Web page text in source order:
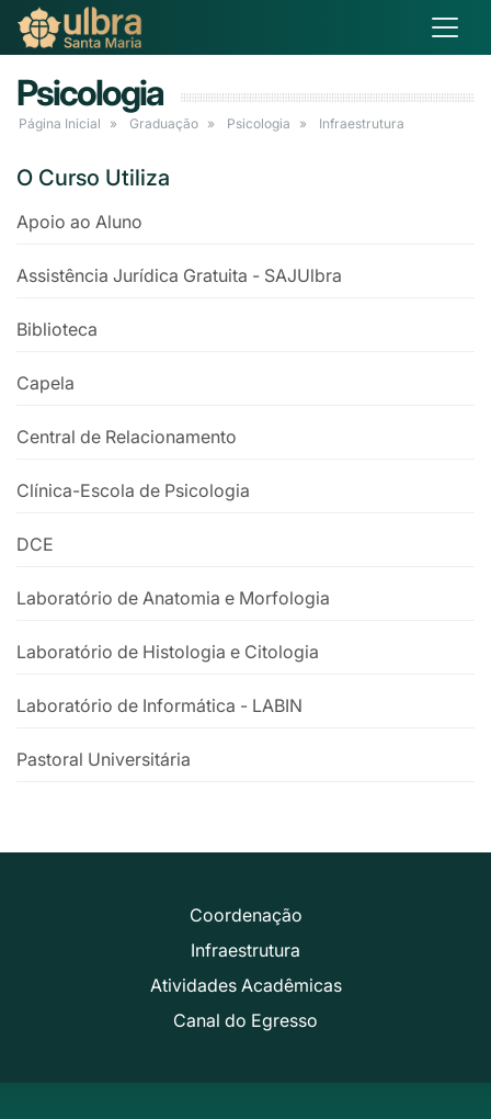
Psicologia
Página Inicial Graduação Psicologia Infraestrutura
O Curso Utiliza
Apoio ao Aluno
Assistência Jurídica Gratuita - SAJUlbra
Biblioteca
Capela
Central de Relacionamento
Clínica-Escola de Psicologia
DCE
Laboratório de Anatomia e Morfologia
Laboratório de Histologia e Citologia
Laboratório de Informática - LABIN
Pastoral Universitária
Coordenação
Infraestrutura
Atividades Acadêmicas
Canal do Egresso